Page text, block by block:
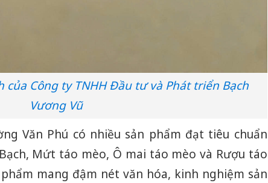
của Công ty TNHH Đầu tư và Phát triển Bạch
Vương Vũ
Văn Phú có nhiều sản phẩm đạt tiêu chuẩn
Mứt táo mèo, Ô mai táo mèo và Rượu táo
mang đậm nét văn hóa, kinh nghiệm sản